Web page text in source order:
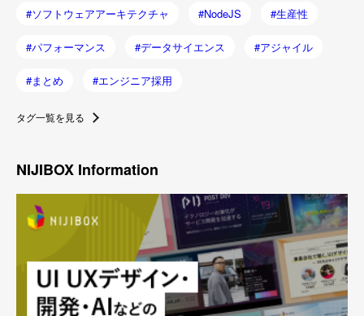
ソフトウェアアーキテクチャ NodeJS 生産性
パフォーマンス データサイエンス アジャイル
まとめ エンジニア採用
タグ一覧を見る
NIJIBOX Information